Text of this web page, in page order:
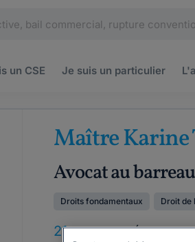
un CSE Je suis un particulier
Maître Karine
Avocat au
Droits fondamentaux Droit de
21ANSD'EXPÉRIENCE